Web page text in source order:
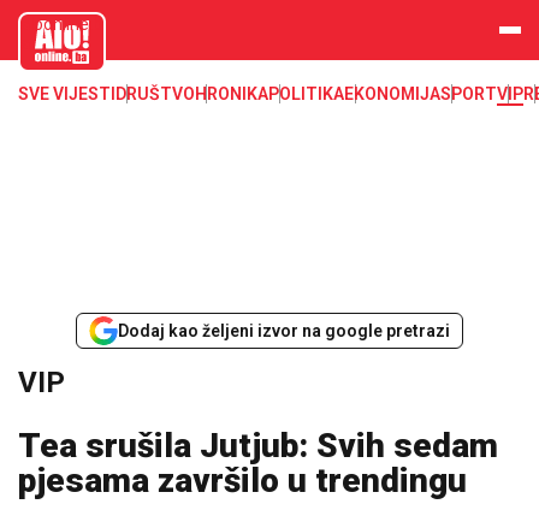
aloonline.b
SVE VIJESTI DRUŠTVOHRONIKAPOLITIKAEKONOMIJASPORTVIP
Dodaj kao željeni izvor na google pretrazi
VIP
Tea srušila Jutjub: Svih sedam
pjesama završilo u trendingu